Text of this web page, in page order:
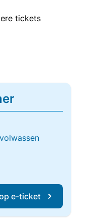
tickets
e-ticket